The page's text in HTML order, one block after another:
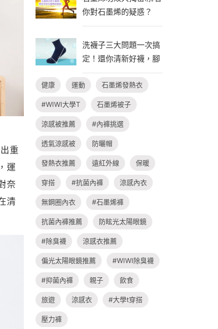
重
運
奈
清
你對石墨烯的疑惑？
洗襪子三大問題一次搞
定！還你清新好襪，腳
臭不隨行
健康 運動 石墨烯發熱衣
#WIWI大學T 石墨烯被子
涼感被推薦 #內褲挑選
透氣涼感被 防曬帽
發熱衣推薦 遠紅外線 保暖
穿搭 #抗菌內褲 涼感內衣
無鋼圈內衣 #石墨烯褲
抗菌內褲推薦 防眩光太陽眼鏡
#除臭襪 涼感衣推薦
偏光太陽眼鏡推薦 #WIWI除臭襪
#抑菌內褲 親子 飲食
旅遊 涼感衣 #大學t穿搭
壓力褲